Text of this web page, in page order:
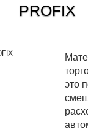
PROFIX
это